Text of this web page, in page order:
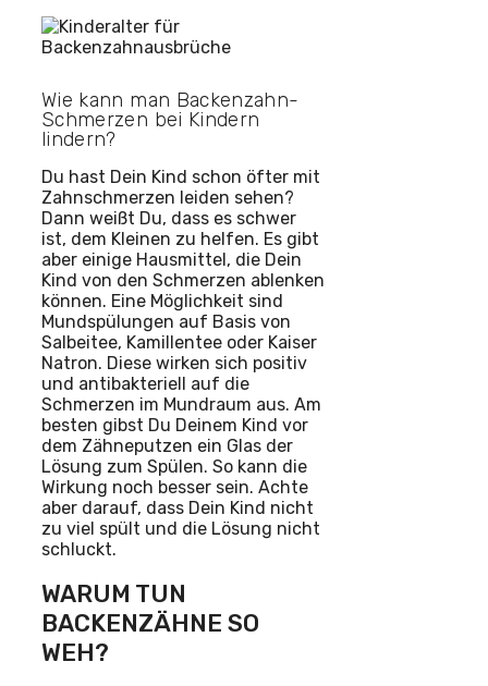
Wie kann man Backenzahn-
Schmerzen bei Kindern
lindern?
Du hast Dein Kind schon öfter mit
Zahnschmerzen leiden sehen?
Dann weißt Du, dass es schwer
ist, dem Kleinen zu helfen. Es gibt
aber einige Hausmittel, die Dein
Kind von den Schmerzen ablenken
können. Eine Möglichkeit sind
Mundspülungen auf Basis von
Salbeitee, Kamillentee oder Kaiser
Natron. Diese wirken sich positiv
und antibakteriell auf die
Schmerzen im Mundraum aus. Am
besten gibst Du Deinem Kind vor
dem Zähneputzen ein Glas der
Lösung zum Spülen. So kann die
Wirkung noch besser sein. Achte
aber darauf, dass Dein Kind nicht
zu viel spült und die Lösung nicht
schluckt.
WARUM TUN
BACKENZÄHNE SO
WEH?